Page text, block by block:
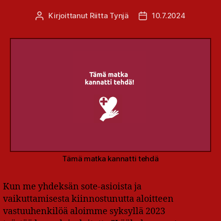
Kirjoittaja
Kirjoittanut Riitta Tynjä Julkaisupäivämäärä
10.7.2024
Tämä matka kannatti tehdä
Kun me yhdeksän sote-asioista ja
vaikuttamisesta kiinnostunutta aloitteen
vastuuhenkilöä aloimme syksyllä 2023